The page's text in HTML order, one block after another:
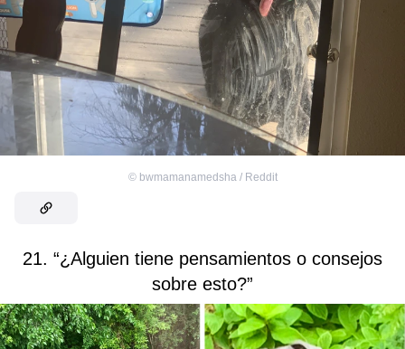
© bwmamanamedsha / Reddit
21. “¿Alguien tiene pensamientos o consejos
sobre esto?”